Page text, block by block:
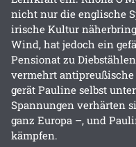
nicht nur die englische
irische Kultur
Wind, hat jedoch ein
Pensionat zu
vermehrt
gerät Pauline selbst
Spannungen verhärten
ganz Europa –, und
kämpfen.